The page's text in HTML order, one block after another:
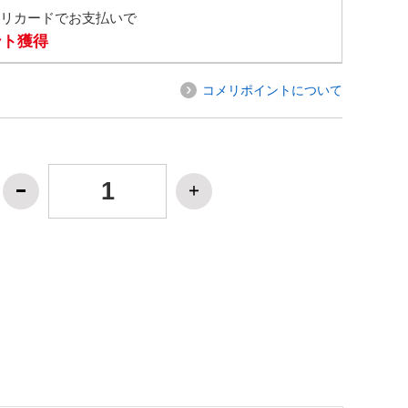
カードでお支払いで
獲得
コメリポイントについて